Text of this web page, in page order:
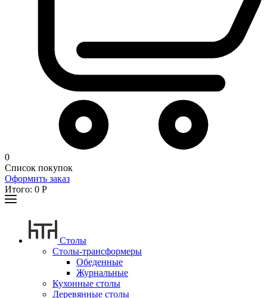
0
Список покупок
Оформить заказ
Итого: 0 Р
Столы
Столы-трансформеры
Обеденные
Журнальные
Кухонные столы
Деревянные столы